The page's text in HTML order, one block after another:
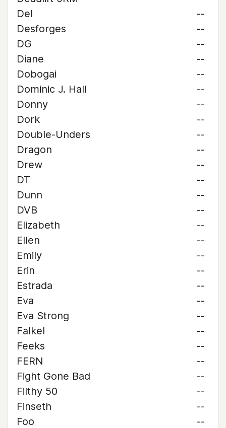
Del
--
Desforges
--
DG
--
Diane
--
Dobogai
--
Dominic J. Hall
--
Donny
--
Dork
--
Double-Unders
--
Dragon
--
Drew
--
DT
--
Dunn
--
DVB
--
Elizabeth
--
Ellen
--
Emily
--
Erin
--
Estrada
--
Eva
--
Eva Strong
--
Falkel
--
Feeks
--
FERN
--
Fight Gone Bad
--
Filthy 50
--
Finseth
--
Foo
--